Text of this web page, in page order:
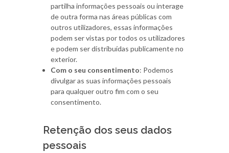
partilha informações pessoais ou interage
de outra forma nas áreas públicas com
outros utilizadores, essas informações
podem ser vistas por todos os utilizadores
e podem ser distribuídas publicamente no
exterior.
Com o seu consentimento: Podemos
divulgar as suas informações pessoais
para qualquer outro fim com o seu
consentimento.
Retenção dos seus dados
pessoais